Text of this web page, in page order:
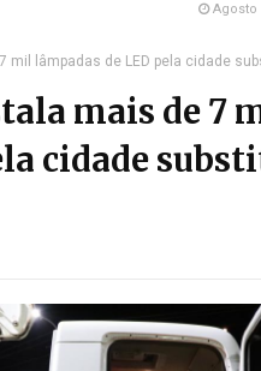
Agosto
mil lâmpadas de LED pela cidade
mais de 7
cidade